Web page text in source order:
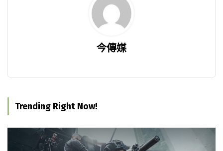
今傳媒
Trending Right Now!